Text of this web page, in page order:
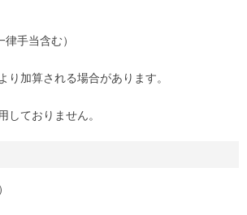
手当含む）
加算される場合があります。
ておりません。